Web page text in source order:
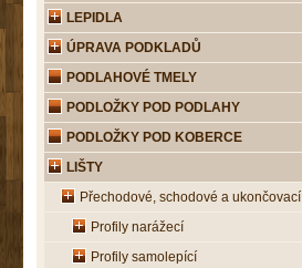
LEPIDLA
ÚPRAVA PODKLADŮ
PODLAHOVÉ TMELY
PODLOŽKY POD PODLAHY
PODLOŽKY POD KOBERCE
LIŠTY
Přechodové, schodové a ukončovací
Profily narážecí
Profily samolepící